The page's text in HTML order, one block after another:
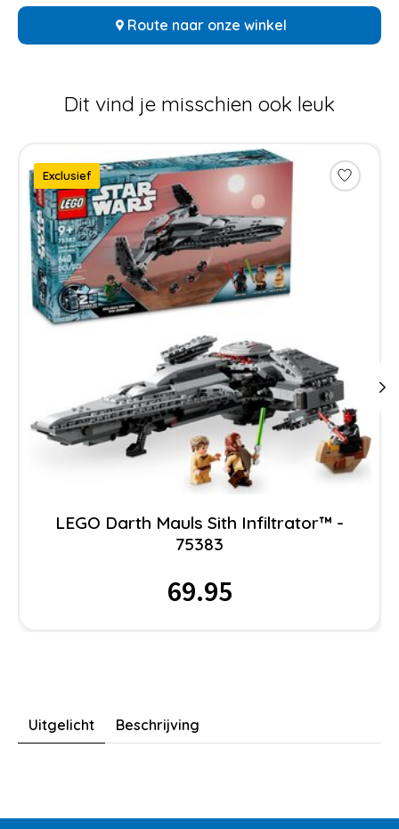
Route naar onze winkel
Dit vind je misschien ook leuk
Items van productcarrousel
Exclusief
LEGO Darth Mauls Sith Infiltrator™ -
75383
69.95
Uitgelicht Beschrijving